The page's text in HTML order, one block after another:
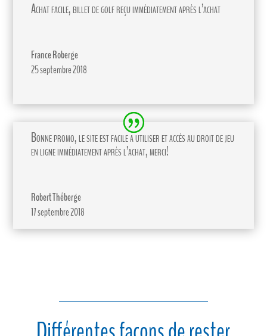
Achat facile, billet de golf reçu immédiatement après l’achat
France Roberge
25 septembre 2018
Bonne promo, le site est facile a utiliser et accès au droit de jeu
en ligne immédiatement après l’achat, merci!
Robert Théberge
17 septembre 2018